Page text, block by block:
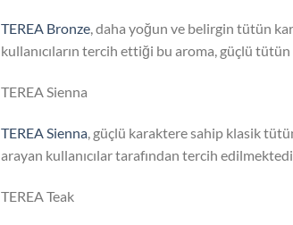
TEREA Bronze, daha yoğun ve belirgin tütün
kullanıcıların tercih ettiği bu aroma, güçlü
TEREA Sienna
TEREA Sienna , güçlü karaktere sahip klasik
arayan kullanıcılar tarafından tercih
TEREA Teak